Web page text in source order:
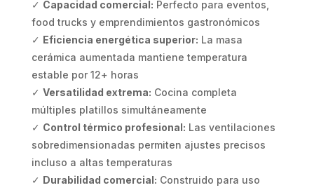
✓ Capacidad comercial: Perfecto para eventos,
food trucks y emprendimientos gastronómicos
✓ Eficiencia energética superior: La masa
cerámica aumentada mantiene temperatura
estable por 12+ horas
✓ Versatilidad extrema: Cocina completa
múltiples platillos simultáneamente
✓ Control térmico profesional: Las ventilaciones
sobredimensionadas permiten ajustes precisos
incluso a altas temperaturas
✓ Durabilidad comercial: Construido para uso